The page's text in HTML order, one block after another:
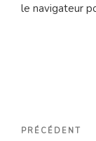
le navigateur
Navigation
Article
PRÉCÉDENT